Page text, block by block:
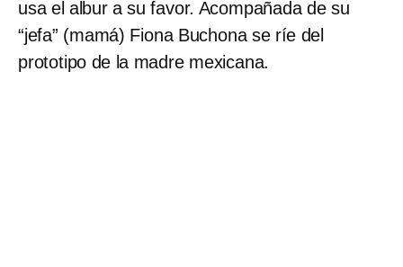
usa el albur a su favor. Acompañada de su
“jefa” (mamá) Fiona Buchona se ríe del
prototipo de la madre mexicana.